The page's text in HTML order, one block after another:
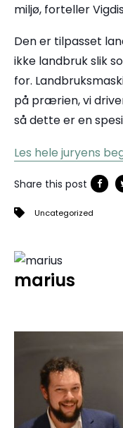
miljø, forteller
Den er tilpasset
ikke landbruk slik
for.
på prærien, vi
så dette er en
Les hele juryens
Share this post
Uncategorized
marius